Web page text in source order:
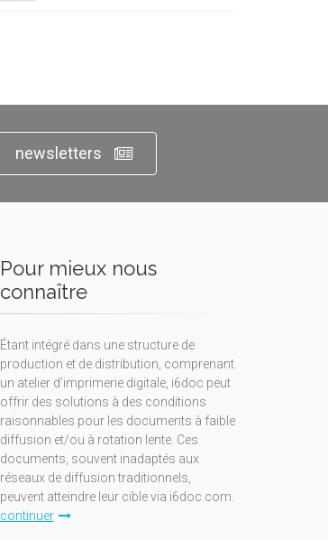
newsletters
Pour mieux nous
connaître
Étant intégré dans une structure de
production et de distribution, comprenant
un atelier d'imprimerie digitale, i6doc peut
offrir des solutions à des conditions
raisonnables pour les documents à faible
diffusion et/ou à rotation lente. Ces
documents, souvent inadaptés aux
réseaux de diffusion traditionnels,
peuvent atteindre leur cible via i6doc.com.
continuer